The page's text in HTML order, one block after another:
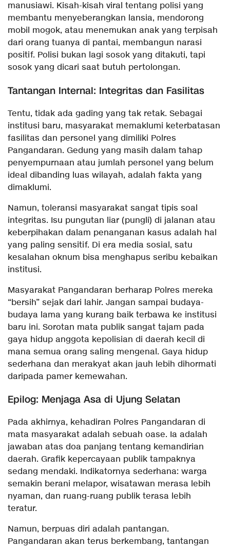
manusiawi. Kisah-kisah viral tentang polisi yang
membantu menyeberangkan lansia, mendorong
mobil mogok, atau menemukan anak yang terpisah
dari orang tuanya di pantai, membangun narasi
positif. Polisi bukan lagi sosok yang ditakuti, tapi
sosok yang dicari saat butuh pertolongan.
​Tantangan Internal: Integritas dan Fasilitas
​Tentu, tidak ada gading yang tak retak. Sebagai
institusi baru, masyarakat memaklumi keterbatasan
fasilitas dan personel yang dimiliki Polres
Pangandaran. Gedung yang masih dalam tahap
penyempurnaan atau jumlah personel yang belum
ideal dibanding luas wilayah, adalah fakta yang
dimaklumi.
​Namun, toleransi masyarakat sangat tipis soal
integritas. Isu pungutan liar (pungli) di jalanan atau
keberpihakan dalam penanganan kasus adalah hal
yang paling sensitif. Di era media sosial, satu
kesalahan oknum bisa menghapus seribu kebaikan
institusi.
​Masyarakat Pangandaran berharap Polres mereka
“bersih” sejak dari lahir. Jangan sampai budaya-
budaya lama yang kurang baik terbawa ke institusi
baru ini. Sorotan mata publik sangat tajam pada
gaya hidup anggota kepolisian di daerah kecil di
mana semua orang saling mengenal. Gaya hidup
sederhana dan merakyat akan jauh lebih dihormati
daripada pamer kemewahan.
​Epilog: Menjaga Asa di Ujung Selatan
​Pada akhirnya, kehadiran Polres Pangandaran di
mata masyarakat adalah sebuah oase. Ia adalah
jawaban atas doa panjang tentang kemandirian
daerah. Grafik kepercayaan publik tampaknya
sedang mendaki. Indikatornya sederhana: warga
semakin berani melapor, wisatawan merasa lebih
nyaman, dan ruang-ruang publik terasa lebih
teratur.
​Namun, berpuas diri adalah pantangan.
Pangandaran akan terus berkembang, tantangan